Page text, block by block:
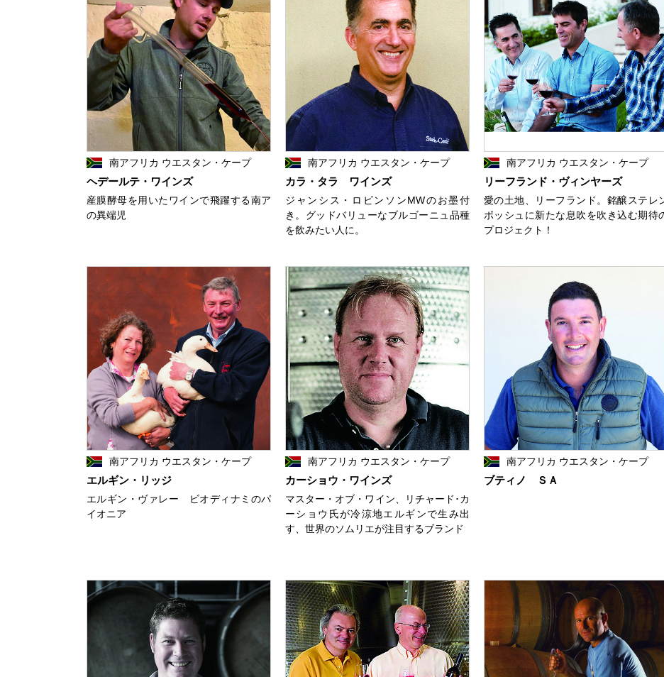
南アフリカ ウエスタン・ケープ
ヘデールテ・ワインズ
産膜酵母を用いたワインで飛躍する南ア
の異端児
南アフリカ ウエスタン・ケープ
カラ・タラ ワインズ
ジャンシス・ロビンソンMWのお墨付
き。グッドバリューなブルゴーニュ品種
を飲みたい人に。
南アフリカ ウエスタン・ケープ
リーフランド・ヴィンヤーズ
愛の土地、リーフランド。銘醸ステレ
ボッシュに新たな息吹を吹き込む期待
プロジェクト！
南アフリカ ウエスタン・ケープ
エルギン・リッジ
エルギン・ヴァレー ビオディナミのパ
イオニア
南アフリカ ウエスタン・ケープ
カーショウ・ワインズ
マスター・オブ・ワイン、リチャード･カ
ーショウ氏が冷涼地エルギンで生み出
す、世界のソムリエが注目するブランド
南アフリカ ウエスタン・ケープ
ブティノ ＳＡ